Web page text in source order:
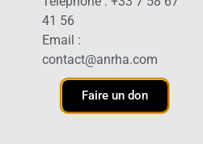
41 56
Email :
contact@anrha.com
Faire un don